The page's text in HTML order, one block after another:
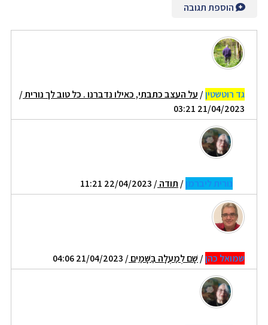
הוספת תגובה
גד רוטשטין/ על העצב כתבתי, כאילו נדברנו . כל טוב לך נורית/
21/04/2023 03:21
נורית ליברמן/ תודה/ 22/04/2023 11:21
שמואל כהן/שָׁם לְמַעְלָה בַּשָּׁמַיִם/ 21/04/2023 04:06